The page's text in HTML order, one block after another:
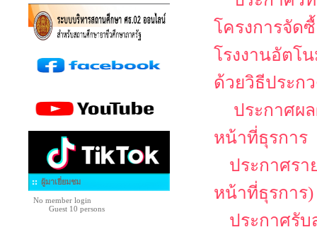
ผู้มาเยี่ยมชม
No member login
Guest 10 persons
โครงการจัด
โรงงานอัตโ
ด้วยวิธีประก
ประกาศผ
หน้าที่ธุรการ
ประกาศรา
หน้าที่ธุรการ)
ประกาศรั